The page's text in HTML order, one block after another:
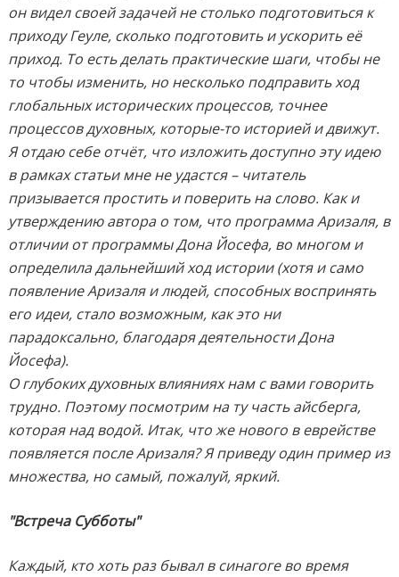
он видел своей задачей не столько подготовиться к
приходу Геуле, сколько подготовить и ускорить её
приход. То есть делать практические шаги, чтобы не
то чтобы изменить, но несколько подправить ход
глобальных исторических процессов, точнее
процессов духовных, которые-то историей и движут.
Я отдаю себе отчёт, что изложить доступно эту идею
в рамках статьи мне не удастся – читатель
призывается простить и поверить на слово. Как и
утверждению автора о том, что программа Аризаля, в
отличии от программы Дона Йосефа, во многом и
определила дальнейший ход истории (хотя и само
появление Аризаля и людей, способных воспринять
его идеи, стало возможным, как это ни
парадоксально, благодаря деятельности Дона
Йосефа).
О глубоких духовных влияниях нам с вами говорить
трудно. Поэтому посмотрим на ту часть айсберга,
которая над водой. Итак, что же нового в еврействе
появляется после Аризаля? Я приведу один пример из
множества, но самый, пожалуй, яркий.
"Встреча Субботы"
Каждый, кто хоть раз бывал в синагоге во время